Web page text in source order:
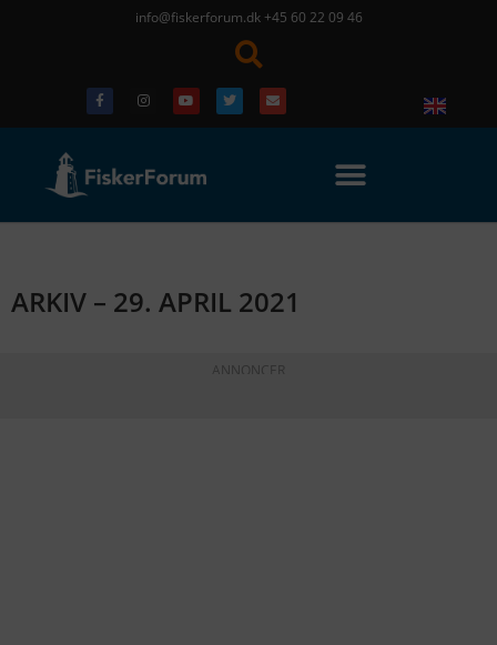
info@fiskerforum.dk +45 60 22 09 46
ARKIV – 29. APRIL 2021
ANNONCER